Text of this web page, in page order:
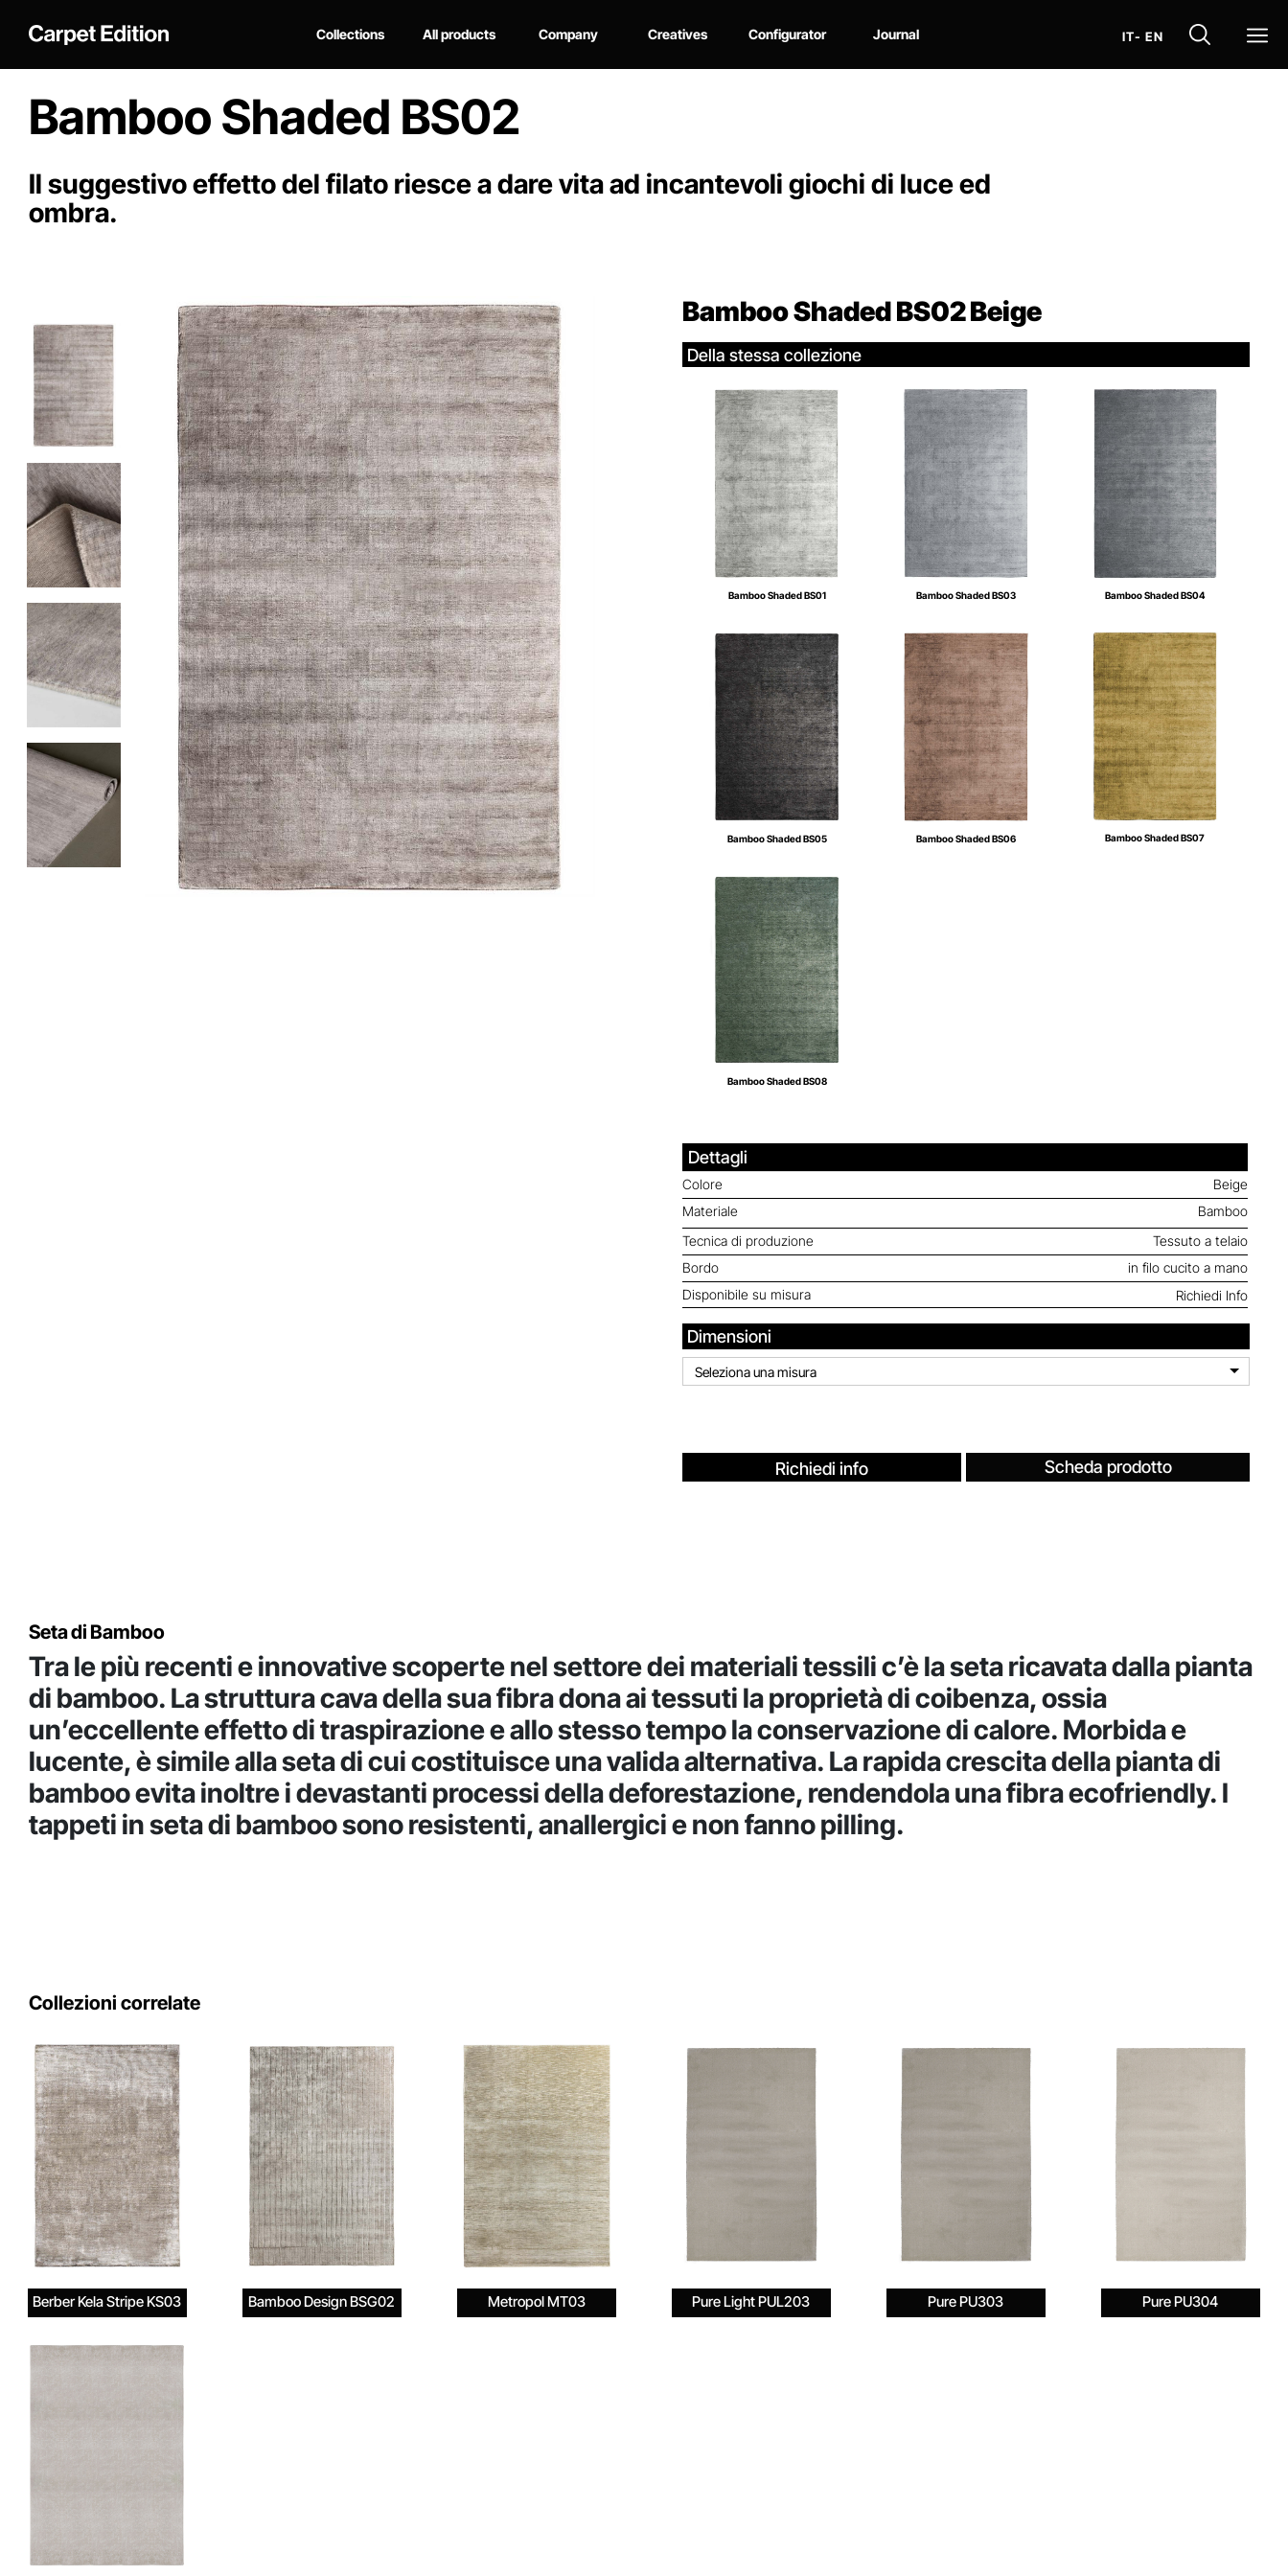
Collections All products Company Creatives Configurator Journal IT- EN
Bamboo Shaded BS02
Il suggestivo effetto del filato riesce a dare vita ad incantevoli giochi di luce ed
ombra.
Bamboo Shaded BS02Beige
Della stessa collezione
Bamboo Shaded BS01 Bamboo Shaded BS03 Bamboo Shaded BS04
Bamboo Shaded BS05 Bamboo Shaded BS06 Bamboo Shaded BS07
Bamboo Shaded BS08
Dettagli
Colore
Beige
Materiale
Bamboo
Tecnica di produzione
Tessuto a telaio
Bordo
in filo cucito a mano
Disponibile su misura
Richiedi Info
Dimensioni
Seleziona una misura
Richiedi info Scheda prodotto
Seta di Bamboo
Tra le più recenti e innovative scoperte nel settore dei materiali tessili c’è la seta ricavata dalla pianta
di bamboo. La struttura cava della sua fibra dona ai tessuti la proprietà di coibenza, ossia
un’eccellente effetto di traspirazione e allo stesso tempo la conservazione di calore. Morbida e
lucente, è simile alla seta di cui costituisce una valida alternativa. La rapida crescita della pianta di
bamboo evita inoltre i devastanti processi della deforestazione, rendendola una fibra ecofriendly. I
tappeti in seta di bamboo sono resistenti, anallergici e non fanno pilling.
Collezioni correlate
Berber Kela Stripe KS03 Bamboo Design BSG02 Metropol MT03 Pure Light PUL203 Pure PU303 Pure PU304